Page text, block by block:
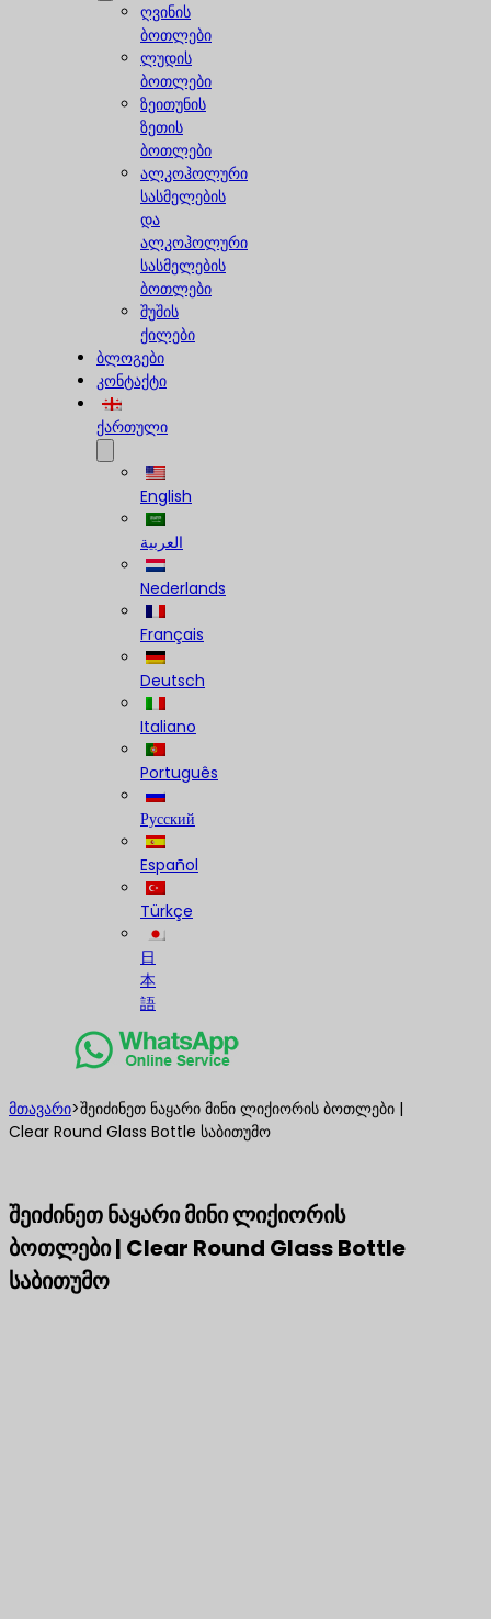
ღვინის
ბოთლები
ლუდის
ბოთლები
ზეითუნის
ზეთის
ბოთლები
ალკოჰოლური
სასმელების
და
ალკოჰოლური
სასმელების
ბოთლები
შუშის
ქილები
ბლოგები
კონტაქტი
ქართული
English
العربية
Nederlands
Français
Deutsch
Italiano
Português
Русский
Español
Türkçe
日
本
語
მთავარი>შეიძინეთ ნაყარი მინი ლიქიორის ბოთლები |
Clear Round Glass Bottle საბითუმო
შეიძინეთ ნაყარი მინი ლიქიორის
ბოთლები | Clear Round Glass Bottle
საბითუმო